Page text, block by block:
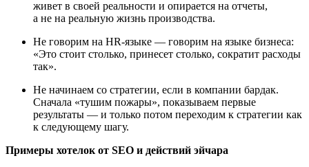
живет в своей реальности и опирается на отчеты,
а не на реальную жизнь производства.
Не говорим на HR‑языке — говорим на языке бизнеса:
«Это стоит столько, принесет столько, сократит расходы
так».
Не начинаем со стратегии, если в компании бардак.
Сначала «тушим пожары», показываем первые
результаты — и только потом переходим к стратегии как
к следующему шагу.
Примеры хотелок от SEO и действий эйчара